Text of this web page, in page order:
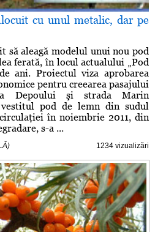
cu unul metalic, dar pe
să aleagă modelul unui nou pod
ferată, în locul actualului „Pod
ani. Proiectul viza aprobarea
pentru creearea pasajului
Depoului şi strada Marin
vestitul pod de lemn din sudul
în noiembrie 2011, din
s-a ...
1234 vizualizări